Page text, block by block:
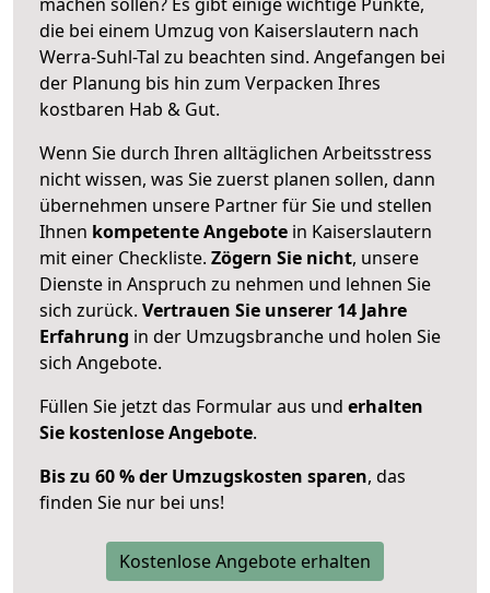
die bei einem Umzug von Kaiserslautern nach
Werra-Suhl-Tal zu beachten sind. Angefangen bei
der Planung bis hin zum Verpacken Ihres
kostbaren Hab & Gut.
Wenn Sie durch Ihren alltäglichen Arbeitsstress
nicht wissen, was Sie zuerst planen sollen, dann
übernehmen unsere Partner für Sie und stellen
Ihnen kompetente Angebote in Kaiserslautern
mit einer Checkliste. Zögern Sie nicht, unsere
Dienste in Anspruch zu nehmen und lehnen Sie
sich zurück. Vertrauen Sie unserer 14 Jahre
Erfahrung in der Umzugsbranche und holen Sie
sich Angebote.
Füllen Sie jetzt das Formular aus und erhalten
Sie kostenlose Angebote.
Bis zu 60 % der Umzugskosten sparen, das
finden Sie nur bei uns!
Kostenlose Angebote erhalten